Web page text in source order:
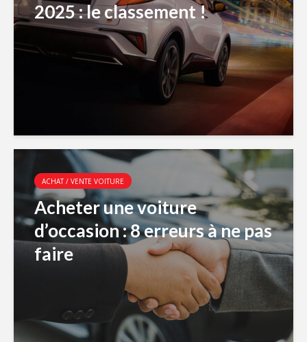
2025 : le classement !
ACHAT / VENTE VOITURE
Acheter une voiture
d’occasion : 8 erreurs à ne pas
faire